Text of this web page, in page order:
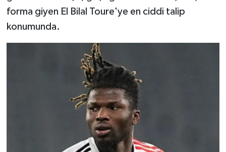
forma giyen El Bilal Toure'ye en ciddi talip
konumunda.
Yeme-İçme